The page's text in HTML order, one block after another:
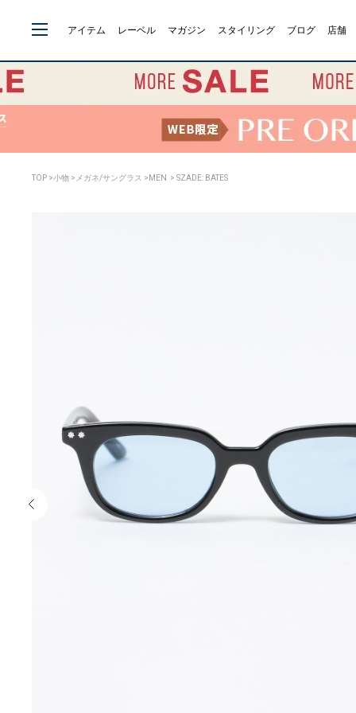
アイテム レーベル マガジン スタイリング ブログ 店舗
TOP >小物 > メガネ/サングラス > MEN > SZADE: BATES